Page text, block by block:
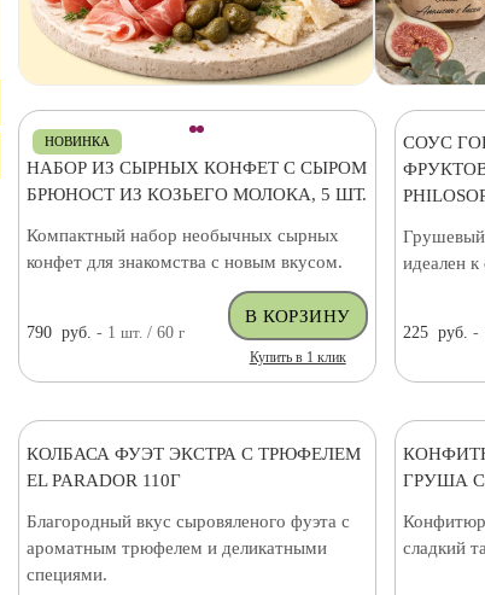
НОВИНКА
НАБОР ИЗ СЫРНЫХ КОНФЕТ С СЫРОМ
БРЮНОСТ ИЗ КОЗЬЕГО МОЛОКА, 5 ШТ.
Компактный набор необычных сырных
конфет для знакомства с новым вкусом.
790 руб. - 1 шт. / 60 г
Купить в 1 клик
СОУС
идеален
225 руб. -
КОЛБАСА ФУЭТ ЭКСТРА С ТРЮФЕЛЕМ
EL PARADOR 110Г
Благородный вкус сыровяленого фуэта с
ароматным трюфелем и деликатными
специями.
ГРУША
сладкий